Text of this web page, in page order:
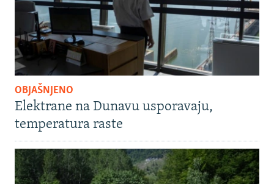
OBJAŠNJENO
Elektrane na Dunavu usporavaju,
temperatura raste